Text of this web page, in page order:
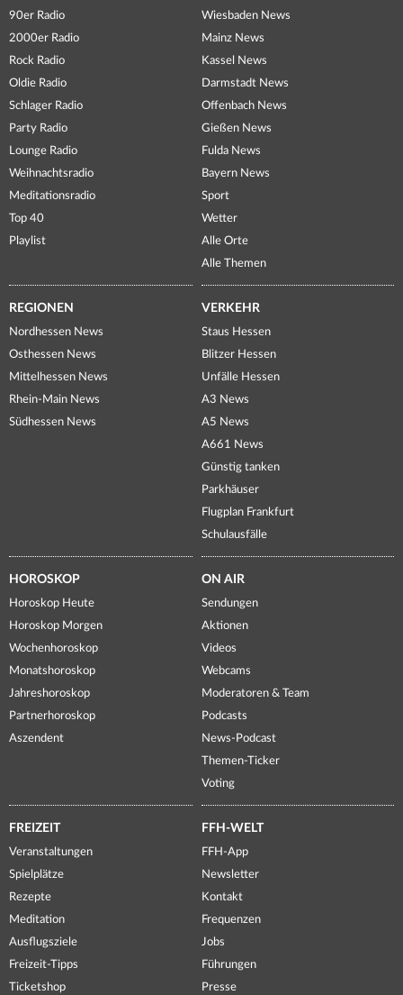
90er Radio
2000er Radio
Rock Radio
Oldie Radio
Schlager Radio
Party Radio
Lounge Radio
Weihnachtsradio
Meditationsradio
Top 40
Playlist
Wiesbaden News
Mainz News
Kassel News
Darmstadt News
Offenbach News
Gießen News
Fulda News
Bayern News
Sport
Wetter
Alle Orte
Alle Themen
REGIONEN
Nordhessen News
Osthessen News
Mittelhessen News
Rhein-Main News
Südhessen News
VERKEHR
Staus Hessen
Blitzer Hessen
Unfälle Hessen
A3 News
A5 News
A661 News
Günstig tanken
Parkhäuser
Flugplan Frankfurt
Schulausfälle
HOROSKOP
Horoskop Heute
Horoskop Morgen
Wochenhoroskop
Monatshoroskop
Jahreshoroskop
Partnerhoroskop
Aszendent
ON AIR
Sendungen
Aktionen
Videos
Webcams
Moderatoren & Team
Podcasts
News-Podcast
Themen-Ticker
Voting
FREIZEIT
Veranstaltungen
Spielplätze
Rezepte
Meditation
Ausflugsziele
Freizeit-Tipps
Ticketshop
FFH-WELT
FFH-App
Newsletter
Kontakt
Frequenzen
Jobs
Führungen
Presse